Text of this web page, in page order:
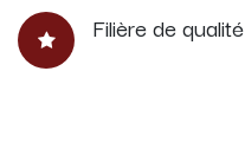
Filière de qualité